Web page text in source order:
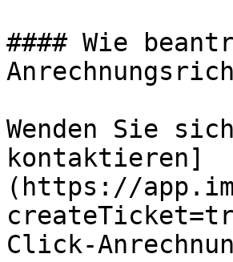
#### Wie
Wenden Sie
kontaktieren]
(https://
Click-